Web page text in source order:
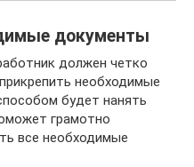
документы
должен четко
необходимые
будет нанять
грамотно
все необходимые